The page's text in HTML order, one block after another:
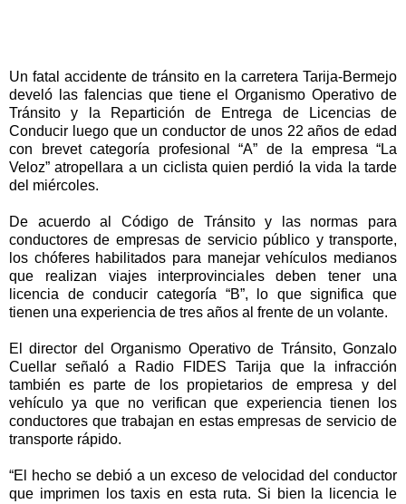
Un fatal accidente de tránsito en la carretera Tarija-Bermejo
develó las falencias que tiene el Organismo Operativo de
Tránsito y la Repartición de Entrega de Licencias de
Conducir luego que un conductor de unos 22 años de edad
con brevet categoría profesional “A” de la empresa “La
Veloz” atropellara a un ciclista quien perdió la vida la tarde
del miércoles.
De acuerdo al Código de Tránsito y las normas para
conductores de empresas de servicio público y transporte,
los chóferes habilitados para manejar vehículos medianos
que realizan viajes interprovinciales deben tener una
licencia de conducir categoría “B”, lo que significa que
tienen una experiencia de tres años al frente de un volante.
El director del Organismo Operativo de Tránsito, Gonzalo
Cuellar señaló a Radio FIDES Tarija que la infracción
también es parte de los propietarios de empresa y del
vehículo ya que no verifican que experiencia tienen los
conductores que trabajan en estas empresas de servicio de
transporte rápido.
“El hecho se debió a un exceso de velocidad del conductor
que imprimen los taxis en esta ruta. Si bien la licencia le